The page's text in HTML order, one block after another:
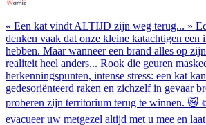
« Een kat vindt ALTIJD zijn weg terug... »
denken vaak dat onze kleine katachtigen een
hebben. Maar wanneer een brand alles op
realiteit heel anders... Rook die geuren
herkenningspunten, intense stress: een kat
gedesoriënteerd raken en zichzelf in gevaar
proberen zijn territorium terug te winnen. 😿
evacueer uw metgezel altijd met u mee en